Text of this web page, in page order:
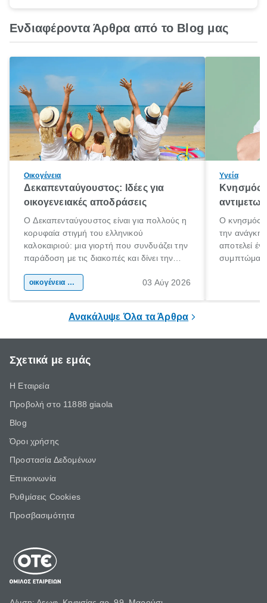
Ενδιαφέροντα Άρθρα από το Blog μας
Οικογένεια
Δεκαπενταύγουστος: Ιδέες για
οικογενειακές αποδράσεις
Ο Δεκαπενταύγουστος είναι για πολλούς η
κορυφαία στιγμή του ελληνικού
καλοκαιριού: μια γιορτή που συνδυάζει την
παράδοση με τις διακοπές και δίνει την
χώρας. Είτε πρόκειται για λίγες μέρες
οικογένεια & παιδί 03 Αύγ 2026
Υγεία
Κνησμός:
Ο κνησμός
την ανάγκη
αποτελεί
Ανακάλυψε Όλα τα Άρθρα
Σχετικά με εμάς
Η Εταιρεία
Προβολή στο 11888 giaola
Blog
Όροι χρήσης
Προστασία Δεδομένων
Επικοινωνία
Ρυθμίσεις Cookies
Προσβασιμότητα